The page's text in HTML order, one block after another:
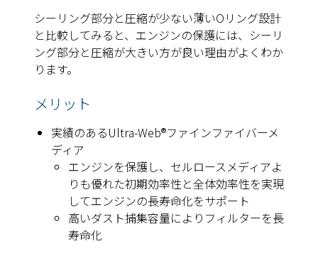
シーリング部分と圧縮が少ない薄いOリング設計
と比較してみると、エンジンの保護には、シーリ
ング部分と圧縮が大きい方が良い理由がよくわか
ります。
メリット
実績のあるUltra-Web®ファインファイバーメ
ディア
エンジンを保護し、セルロースメディアよ
りも優れた初期効率性と全体効率性を実現
してエンジンの長寿命化をサポート
高いダスト捕集容量によりフィルターを長
寿命化